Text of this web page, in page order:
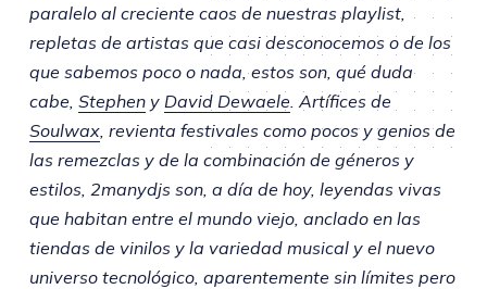
paralelo al creciente caos de nuestras playlist,
repletas de artistas que casi desconocemos o de los
que sabemos poco o nada, estos son, qué duda
cabe, Stepheny David Dewaele . Artífices de
Soulwax, revienta festivales como pocos y genios de
las remezclas y de la combinación de géneros y
estilos, 2manydjs son, a día de hoy, leyendas vivas
que habitan entre el mundo viejo, anclado en las
tiendas de vinilos y la variedad musical y el nuevo
universo tecnológico, aparentemente sin límites pero